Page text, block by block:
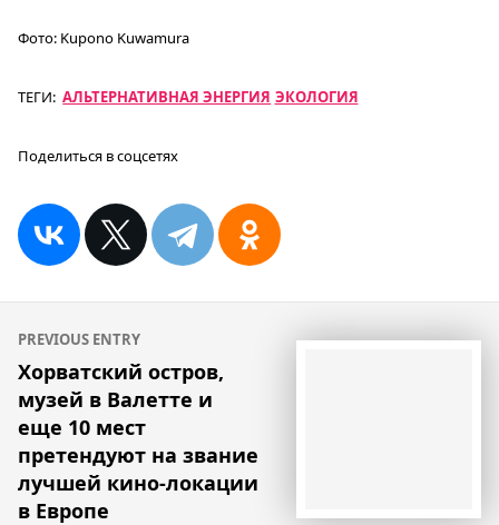
Фото: Kupono Kuwamura
ТЕГИ: АЛЬТЕРНАТИВНАЯ ЭНЕРГИЯ ЭКОЛОГИЯ
Поделиться в соцсетях
Навигация
по
записям
PREVIOUS ENTRY
Хорватский остров,
музей в Валетте и
еще 10 мест
претендуют на звание
лучшей кино-локации
в Европе